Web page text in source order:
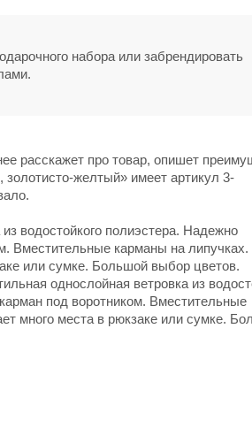
набора или забрендировать
расскажет про товар, опишет
желтый» имеет артикул 3-
водостойкого полиэстера. Надежно
Вместительные карманы на липучках.
или сумке. Большой выбор цветов.
однослойная ветровка из
под воротником. Вместительные
много места в рюкзаке или сумке.